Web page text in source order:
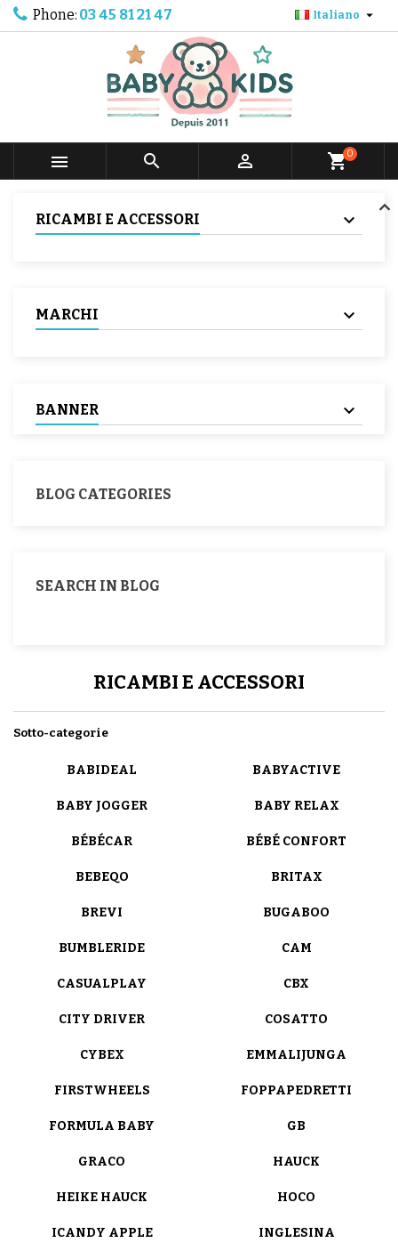
Phone: 03 45 81 21 47 Italiano 
   shopping_cart0
RICAMBI E ACCESSORI
MARCHI
BANNER
BLOG CATEGORIES
SEARCH IN BLOG
RICAMBI E ACCESSORI
Sotto-categorie
BABIDEAL BABYACTIVE
BABY JOGGER BABY RELAX
BÉBÉCAR BÉBÉ CONFORT
BEBEQO BRITAX
BREVI BUGABOO
BUMBLERIDE CAM
CASUALPLAY CBX
CITY DRIVER COSATTO
CYBEX EMMALIJUNGA
FIRSTWHEELS FOPPAPEDRETTI
FORMULA BABY GB
GRACO HAUCK
HEIKE HAUCK HOCO
ICANDY APPLE INGLESINA